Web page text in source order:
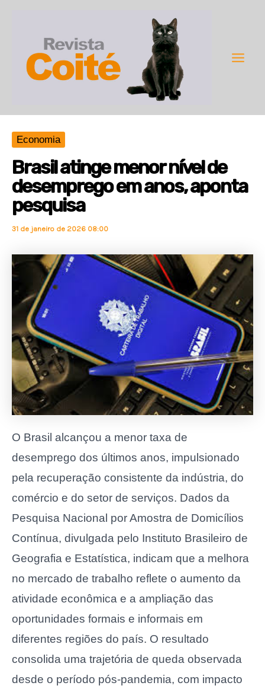
conteúdo
Economia
Brasil atinge menor nível de
desemprego em anos, aponta
pesquisa
31 de janeiro de 2026 08:00
O Brasil alcançou a menor taxa de
desemprego dos últimos anos, impulsionado
pela recuperação consistente da indústria, do
comércio e do setor de serviços. Dados da
Pesquisa Nacional por Amostra de Domicílios
Contínua, divulgada pelo Instituto Brasileiro de
Geografia e Estatística, indicam que a melhora
no mercado de trabalho reflete o aumento da
atividade econômica e a ampliação das
oportunidades formais e informais em
diferentes regiões do país. O resultado
consolida uma trajetória de queda observada
desde o período pós-pandemia, com impacto